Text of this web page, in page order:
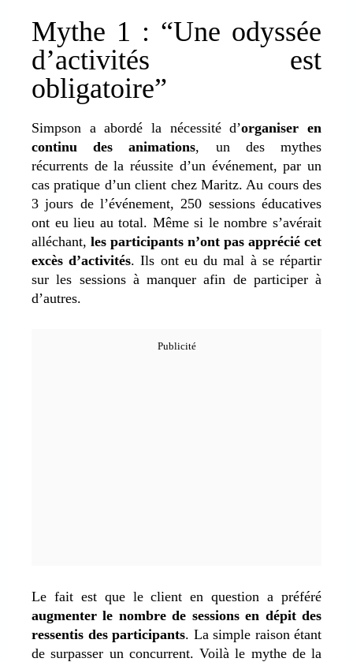
Mythe 1 : “Une odyssée
d’activités est
obligatoire”
Simpson a abordé la nécessité d’organiser en
continu des animations, un des mythes
récurrents de la réussite d’un événement, par un
cas pratique d’un client chez Maritz. Au cours des
3 jours de l’événement, 250 sessions éducatives
ont eu lieu au total. Même si le nombre s’avérait
alléchant, les participants n’ont pas apprécié cet
excès d’activités. Ils ont eu du mal à se répartir
sur les sessions à manquer afin de participer à
d’autres.
Le fait est que le client en question a préféré
augmenter le nombre de sessions en dépit des
ressentis des participants. La simple raison étant
de surpasser un concurrent. Voilà le mythe de la